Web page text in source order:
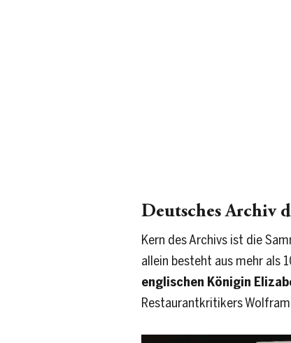
Deutsches Archiv
Kern des Archivs ist die
allein besteht aus mehr als
englischen Königin
Restaurantkritikers